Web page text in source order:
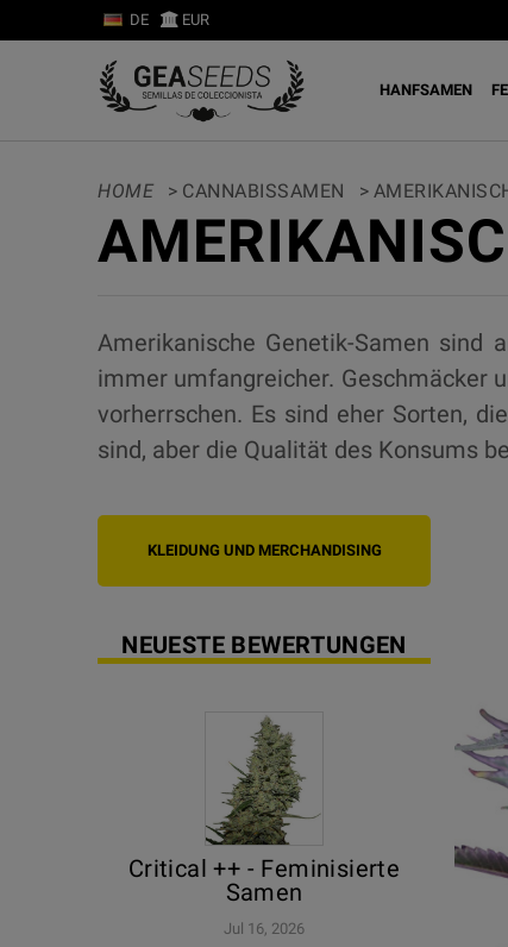
DE EUR
HANFSAMEN
HOME > CANNABISSAMEN >
Amerikanische Genetik-Samen sind
immer umfangreicher. Geschmäcker
vorherrschen. Es sind eher Sorten,
sind, aber die Qualität des Konsums
KLEIDUNG UND MERCHANDISING
NEUESTE BEWERTUNGEN
Critical ++ - Feminisierte
Samen
Jul 16, 2026